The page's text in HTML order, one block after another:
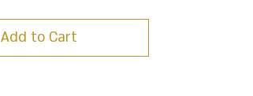
Add to Cart